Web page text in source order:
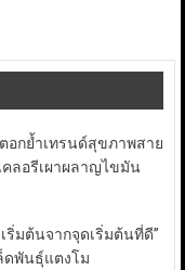
อกย้ำเทรนด์สุขภาพสาย
แคลอรีเผาผลาญไขมัน
ริ่มต้นจากจุดเริ่มต้นที่ดี”
ดพันธุ์แตงโม